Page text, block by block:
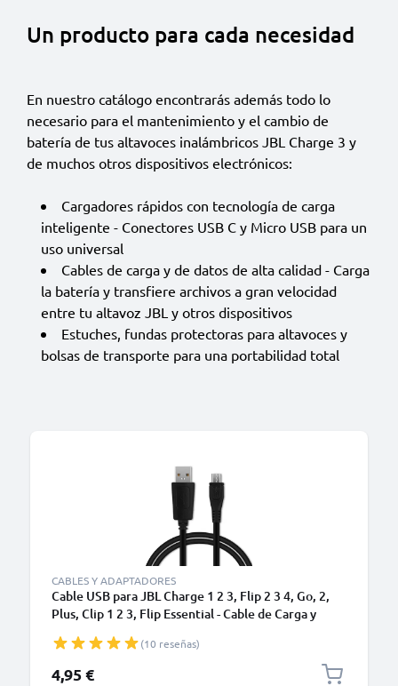
Un producto para cada necesidad
En nuestro catálogo encontrarás además todo lo
necesario para el mantenimiento y el cambio de
batería de tus altavoces inalámbricos JBL Charge 3 y
de muchos otros dispositivos electrónicos:
Cargadores rápidos con tecnología de carga
inteligente - Conectores USB C y Micro USB para un
uso universal
Cables de carga y de datos de alta calidad - Carga
la batería y transfiere archivos a gran velocidad
entre tu altavoz JBL y otros dispositivos
Estuches, fundas protectoras para altavoces y
bolsas de transporte para una portabilidad total
CABLES Y ADAPTADORES
Cable USB para JBL Charge 1 2 3, Flip 2 3 4, Go, 2,
Plus, Clip 1 2 3, Flip Essential - Cable de Carga y
(10 reseñas)
4,95 €